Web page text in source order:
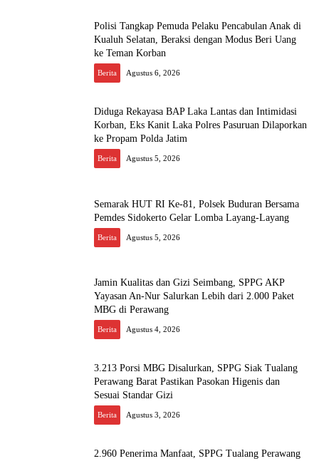
Polisi Tangkap Pemuda Pelaku Pencabulan Anak di
Kualuh Selatan, Beraksi dengan Modus Beri Uang
ke Teman Korban
Berita Agustus 6, 2026
Diduga Rekayasa BAP Laka Lantas dan Intimidasi
Korban, Eks Kanit Laka Polres Pasuruan Dilaporkan
ke Propam Polda Jatim
Berita Agustus 5, 2026
Semarak HUT RI Ke-81, Polsek Buduran Bersama
Pemdes Sidokerto Gelar Lomba Layang-Layang
Berita Agustus 5, 2026
Jamin Kualitas dan Gizi Seimbang, SPPG AKP
Yayasan An-Nur Salurkan Lebih dari 2.000 Paket
MBG di Perawang
Berita Agustus 4, 2026
3.213 Porsi MBG Disalurkan, SPPG Siak Tualang
Perawang Barat Pastikan Pasokan Higenis dan
Sesuai Standar Gizi
Berita Agustus 3, 2026
2.960 Penerima Manfaat, SPPG Tualang Perawang